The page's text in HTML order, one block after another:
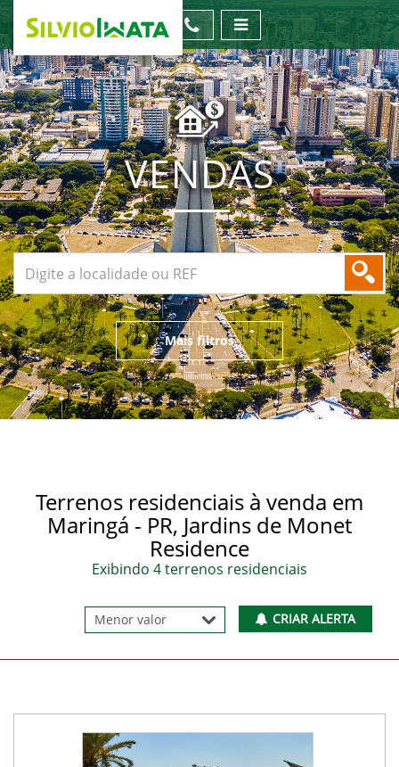
VENDAS
Mais filtros
Terrenos residenciais à venda em
Maringá - PR, Jardins de Monet
Residence
Exibindo 4 terrenos residenciais
CRIAR ALERTA